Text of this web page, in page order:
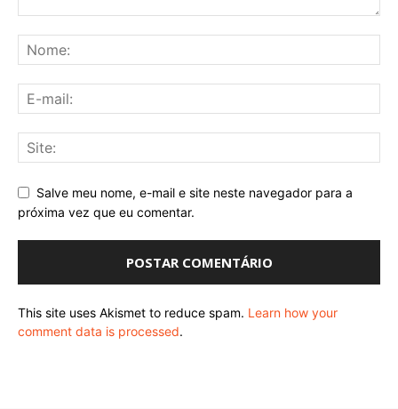
Salve meu nome, e-mail e site neste navegador para a
próxima vez que eu comentar.
This site uses Akismet to reduce spam. Learn how your
comment data is processed.